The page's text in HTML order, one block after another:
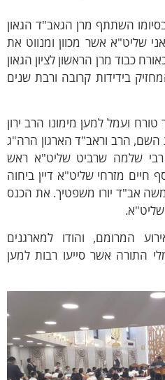
השתתף מרן הגאב"ד הגאון
שליט"א אשר מכוון ומנווט את
כבוד מרן הראשון לציון הגאון
בידידות קרובה ורבת שנים
ועמל למען מימונו הרב ירון
הרב וראב"ד הארגון הרה"ג
שלמה שרביט שליט"א ראש
מזרחי שליט"א דיין ביחוה
אב"ד יורו משפטיך. את הכנס
המרומם, והודו למארגנים
התורה אשר סייעו רבות למען